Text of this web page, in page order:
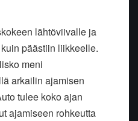
lähtöviivalle ja
päästiin liikkeelle.
meni
arkailin ajamisen
tulee koko ajan
ajamiseen rohkeutta